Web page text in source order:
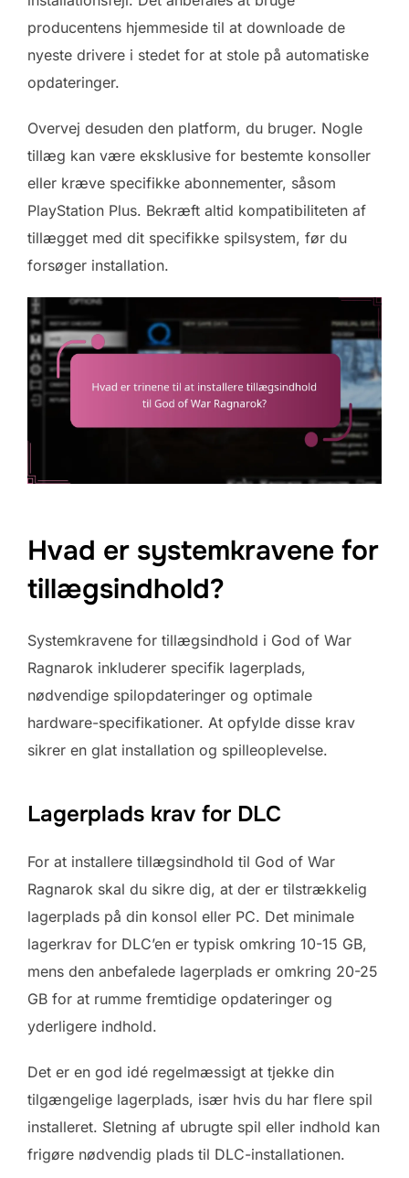
producentens hjemmeside til at downloade de
nyeste drivere i stedet for at stole på automatiske
opdateringer.
Overvej desuden den platform, du bruger. Nogle
tillæg kan være eksklusive for bestemte konsoller
eller kræve specifikke abonnementer, såsom
PlayStation Plus. Bekræft altid kompatibiliteten af
tillægget med dit specifikke spilsystem, før du
forsøger installation.
Hvad er systemkravene for
tillægsindhold?
Systemkravene for tillægsindhold i God of War
Ragnarok inkluderer specifik lagerplads,
nødvendige spilopdateringer og optimale
hardware-specifikationer. At opfylde disse krav
sikrer en glat installation og spilleoplevelse.
Lagerplads krav for DLC
For at installere tillægsindhold til God of War
Ragnarok skal du sikre dig, at der er tilstrækkelig
lagerplads på din konsol eller PC. Det minimale
lagerkrav for DLC’en er typisk omkring 10-15 GB,
mens den anbefalede lagerplads er omkring 20-25
GB for at rumme fremtidige opdateringer og
yderligere indhold.
Det er en god idé regelmæssigt at tjekke din
tilgængelige lagerplads, især hvis du har flere spil
installeret. Sletning af ubrugte spil eller indhold kan
frigøre nødvendig plads til DLC-installationen.